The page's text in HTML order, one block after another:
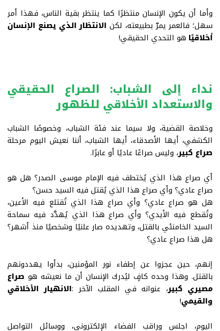
وأما أن يكون الإنسان منتظرًا كما ينتظر بقية الناس، فهذا أمر
سهل؛ فالعمر يمرّ بطبيعته، لكن الانتظار الذي يصنع الإنسان
أخلاقيًا هو التحدي الحقيقي!
نداء إلى الشباب: الصراع الحقيقي
والاستعداد الأخلاقي للظهور
وخلاصة القضية، ولا سيما عند فئة الشباب، وخصوصًا الشباب
الكشفي، أيها الأصدقاء، أيها الشباب، أننا نعيش اليوم مرحلة
صراع كبير، وليس صراعًا عاديًا أو عابرًا.
أي صراع هذا الذي يُختطف فيه الإمام موسى الصدر؟ هل هو
صراع عادي؟ وأي صراع هذا الذي يُقتل فيه السيد حسن؟
هل هو صراع عادي؟ وأي صراع هذا الذي تُقتلع فيه الأعين،
وتُقطع فيه الأيدي؟ وأي صراع هذا الذي يُهدَّد فيه سماحة
السيد الخامنئي بالقتل، وتهديده صار علنيًا وشخصيًا منذ أشهر؟
هل هذا صراع عادي؟
إنهم، حين عجزوا عن إطفاء نور المؤمنين، بدأوا يهددونهم
بالقتل. وهذا وحده كافٍ ليُدرك الإنسان أن ما نعيشه هو صراع
مصيري كبير، عنوانه في المقلب الآخر :الانهيار الأخلاقي
والقيمي!
اليوم، اجلس وراقب الفضاء الإلكتروني، ووسائل التواصل